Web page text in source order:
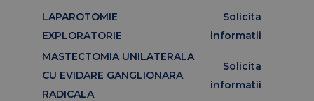
LAPAROTOMIE
EXPLORATORIE
Solicita
informatii
MASTECTOMIA UNILATERALA
CU EVIDARE GANGLIONARA
RADICALA
Solicita
informatii